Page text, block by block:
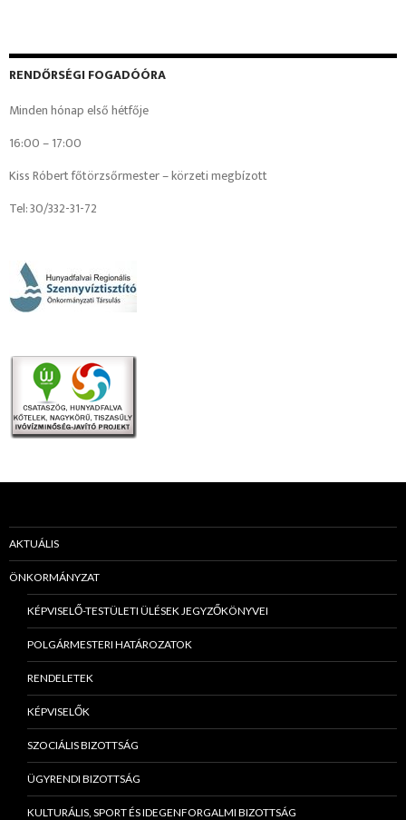
RENDŐRSÉGI FOGADÓÓRA
Minden hónap első hétfője
16:00 – 17:00
Kiss Róbert főtörzsőrmester – körzeti megbízott
Tel: 30/332-31-72
AKTUÁLIS
ÖNKORMÁNYZAT
KÉPVISELŐ-TESTÜLETI ÜLÉSEK JEGYZŐKÖNYVEI
POLGÁRMESTERI HATÁROZATOK
RENDELETEK
KÉPVISELŐK
SZOCIÁLIS BIZOTTSÁG
ÜGYRENDI BIZOTTSÁG
KULTURÁLIS, SPORT ÉS IDEGENFORGALMI BIZOTTSÁG